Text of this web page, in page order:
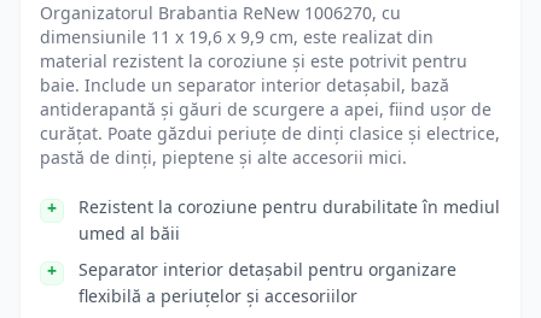
Organizatorul Brabantia ReNew 1006270, cu
dimensiunile 11 x 19,6 x 9,9 cm, este realizat din
material rezistent la coroziune și este potrivit pentru
baie. Include un separator interior detașabil, bază
antiderapantă și găuri de scurgere a apei, fiind ușor de
curățat. Poate găzdui periuțe de dinți clasice și electrice,
pastă de dinți, pieptene și alte accesorii mici.
Rezistent la coroziune pentru durabilitate în mediul
umed al băii
Separator interior detașabil pentru organizare
flexibilă a periuțelor și accesoriilor